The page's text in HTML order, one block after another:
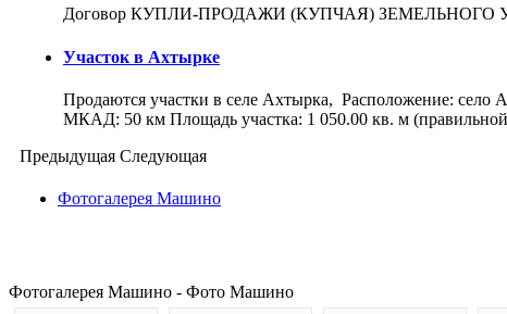
Договор КУПЛИ-ПРОДАЖИ (КУПЧАЯ) ЗЕМЕЛЬНОГО
Участок в Ахтырке
Продаются участки в селе Ахтырка, Расположение: село
МКАД: 50 км Площадь участка: 1 050.00 кв. м
Предыдущая Следующая
Фотогалерея Машино
Фотогалерея Машино - Фото Машино